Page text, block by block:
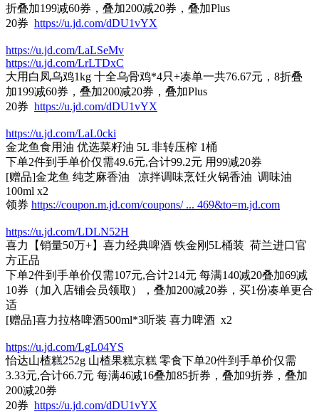
折叠加199减60券，叠加200减20券，叠加Plus
20券 https://u.jd.com/dDU1vYX
https://u.jd.com/LaLSeMv
https://u.jd.com/LrLTDxC
大用白凤乌鸡1kg 十全乌骨鸡*4只+凑单一共76.67元，8折叠
加199减60券，叠加200减20券，叠加Plus
20券 https://u.jd.com/dDU1vYX
https://u.jd.com/LaL0cki
金龙鱼食用油 优选菜籽油 5L 非转压榨 1桶
下单2件到手单价仅需49.6元,合计99.2元 用99减20券
[赠品]金龙鱼 纯芝麻香油 凉拌调味烹饪火锅香油 调味油
100ml x2
领券 https://coupon.m.jd.com/coupons/ ... 469&to=m.jd.com
https://u.jd.com/LDLN52H
喜力【销量50万+】喜力经典啤酒 铁金刚5L桶装 荷兰进口官
方正品
下单2件到手单价仅需107元,合计214元 每满140减20叠加69减
10券（加入店铺会员领取），叠加200减20券，买1份凑单更合
适
[赠品]喜力拉格啤酒500ml*3听装 喜力啤酒 x2
https://u.jd.com/LgL04YS
怡达山楂糕252g 山楂果糕京糕 零食下单20件到手单价仅需
3.33元,合计66.7元 每满46减16叠加85折券，叠加9折券，叠加
200减20券
20券 https://u.jd.com/dDU1vYX